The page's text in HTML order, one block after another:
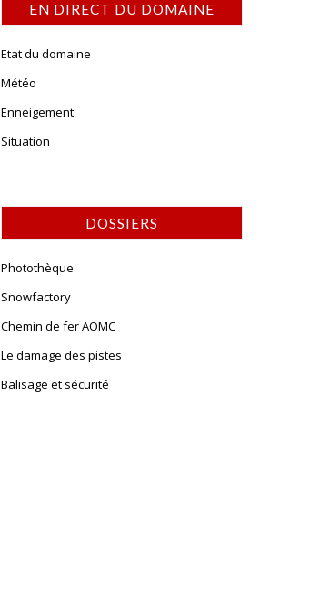
EN DIRECT DU DOMAINE
Etat du domaine
Météo
Enneigement
Situation
DOSSIERS
Photothèque
Snowfactory
Chemin de fer AOMC
Le damage des pistes
Balisage et sécurité